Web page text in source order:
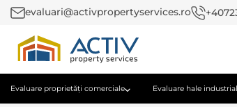
evaluari@activpropertyservices.ro
Evaluare proprietăți comerciale Evaluare hale